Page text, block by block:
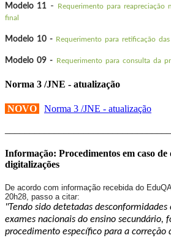
Modelo 11 -
Requerimento para reapreciação
final
Modelo 10 - Requerimento para retificação
Modelo 09 - Requerimento para consulta da
Norma 3 /JNE - atualização
NOVO
Norma 3 /JNE - atualização
Informação: Procedimentos em caso de
digitalizações
De acordo com informação recebida do
20h28, passo a citar:
"Tendo sido detetadas
exames nacionais do ensino secundário,
procedimento específico para a correção